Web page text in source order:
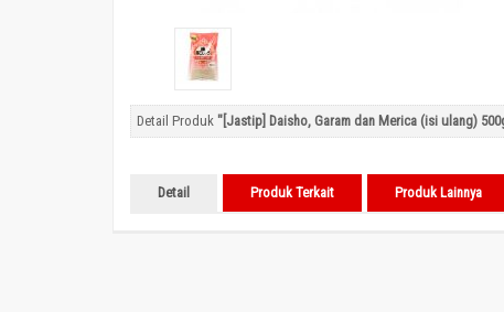
Detail Produk "[Jastip] Daisho, Garam dan Merica (isi ulang)
Detail Produk Terkait Produk Lainnya